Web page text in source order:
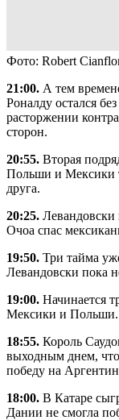
Фото: Robert
21:00. А тем
Роналду остался
расторжении
сторон.
20:55. Вторая
Польши и Мексики
друга.
20:25. Левандовски
Очоа спас
19:50. Три тайма
Левандовски пока
19:00. Начинается
Мексики и Польши.
18:55. Король
выходным днем,
победу на
18:00. В Катаре
Дании не смогла